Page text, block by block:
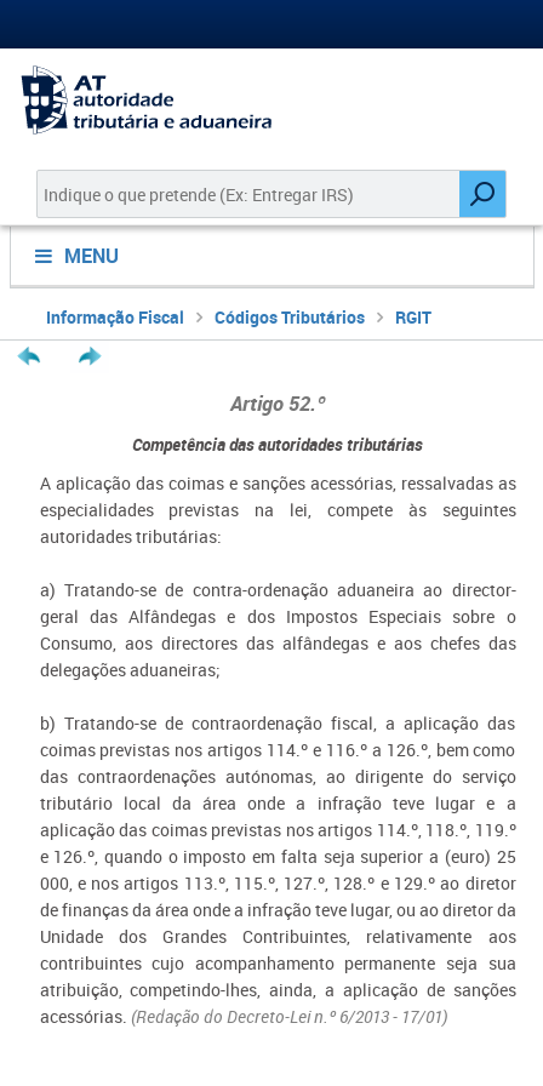
MENU
Informação Fiscal Códigos Tributários RGIT
Artigo 52.º
Competência das autoridades tributárias
A aplicação das coimas e sanções acessórias, ressalvadas as
especialidades previstas na lei, compete às seguintes
autoridades tributárias:
a) Tratando-se de contra-ordenação aduaneira ao director-
geral das Alfândegas e dos Impostos Especiais sobre o
Consumo, aos directores das alfândegas e aos chefes das
delegações aduaneiras;
b) Tratando-se de contraordenação fiscal, a aplicação das
coimas previstas nos artigos 114.º e 116.º a 126.º, bem como
das contraordenações autónomas, ao dirigente do serviço
tributário local da área onde a infração teve lugar e a
aplicação das coimas previstas nos artigos 114.º, 118.º, 119.º
e 126.º, quando o imposto em falta seja superior a (euro) 25
000, e nos artigos 113.º, 115.º, 127.º, 128.º e 129.º ao diretor
de finanças da área onde a infração teve lugar, ou ao diretor da
Unidade dos Grandes Contribuintes, relativamente aos
contribuintes cujo acompanhamento permanente seja sua
atribuição, competindo-lhes, ainda, a aplicação de sanções
acessórias. (Redação do Decreto-Lei n.º 6/2013 - 17/01)